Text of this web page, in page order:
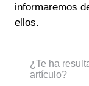
informaremos
ellos.
¿Te ha
artículo?